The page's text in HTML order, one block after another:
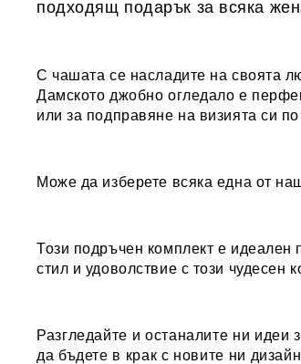
подходящ подарък за всяка
С чашата се насладите на своята
Дамското джобно огледало е
или за подправяне на визията си
Може да изберете всяка една от
Този подръчен комплект е идеален
стил и удоволствие с този чудесен
Разгледайте и останалите ни идеи
да бъдете в крак с новите ни